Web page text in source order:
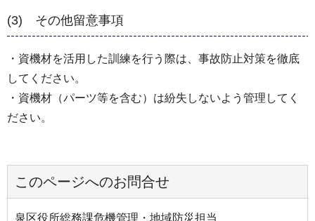
(3) その他留意事項
・資機材を活用した訓練を行う際は、事故防止対策を徹底
してください。
・資機材（パーツ等を含む）は紛失しないよう管理してく
ださい。
このページへのお問合せ
泉区役所総務課危機管理・地域防災担当